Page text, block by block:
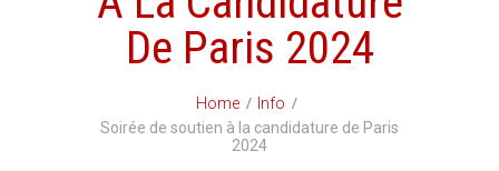
De Paris 2024
Home
Info
Soirée de soutien à la candidature de Paris
2024